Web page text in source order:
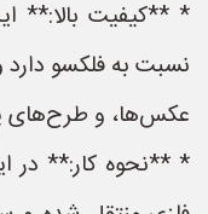
* **کیفیت بالا:**
نسبت به فلکسو دارد
عکس‌ها، و طرح‌های
* **نحوه کار:** در